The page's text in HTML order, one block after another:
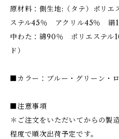
原材料：側生地:（タテ）ポリエ
ステル45％ アクリル45％ 絹
中わた：綿90％ ポリエステル
ド）
■カラー：ブルー・グリーン・
■注意事項
＊ご注文をいただいてからの製
程度で順次出荷予定です。